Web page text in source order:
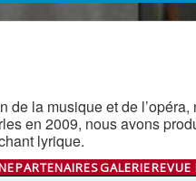
de la musique et de
en 2009, nous avons
lyrique.
PARTENAIRESGALERIEREVUE